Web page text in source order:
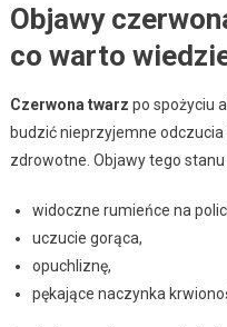
Objawy
co warto
Czerwona twarz po spożyciu
budzić nieprzyjemne
zdrowotne. Objawy tego
widoczne rumieńce na
uczucie gorąca,
opuchliznę,
pękające naczynka